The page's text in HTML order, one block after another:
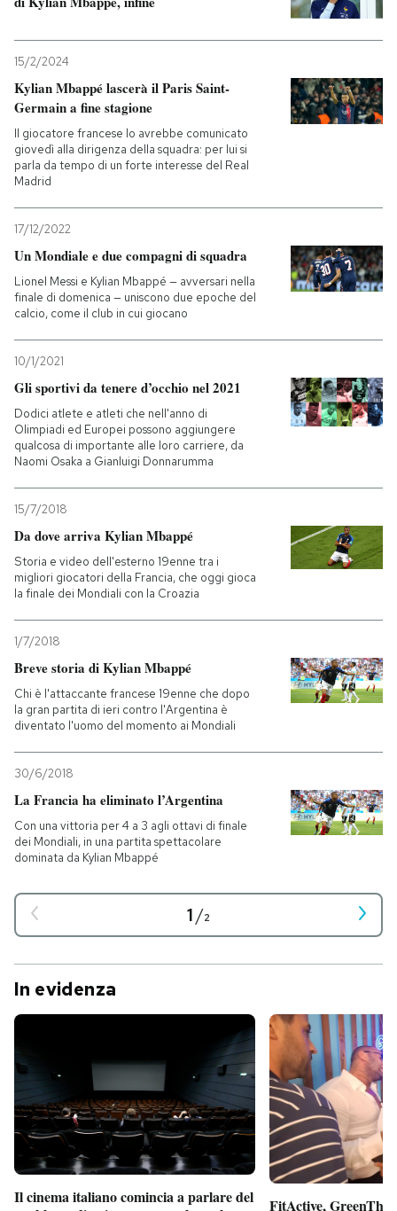
15/2/2024
Kylian Mbappé lascerà il Paris Saint-
Germain a fine stagione
Il giocatore francese lo avrebbe comunicato
giovedì alla dirigenza della squadra: per lui si
parla da tempo di un forte interesse del Real
Madrid
17/12/2022
Un Mondiale e due compagni di squadra
Lionel Messi e Kylian Mbappé — avversari nella
finale di domenica — uniscono due epoche del
calcio, come il club in cui giocano
10/1/2021
Gli sportivi da tenere d’occhio nel 2021
Dodici atlete e atleti che nell'anno di
Olimpiadi ed Europei possono aggiungere
qualcosa di importante alle loro carriere, da
Naomi Osaka a Gianluigi Donnarumma
15/7/2018
Da dove arriva Kylian Mbappé
Storia e video dell'esterno 19enne tra i
migliori giocatori della Francia, che oggi gioca
la finale dei Mondiali con la Croazia
1/7/2018
Breve storia di Kylian Mbappé
Chi è l'attaccante francese 19enne che dopo
la gran partita di ieri contro l'Argentina è
diventato l'uomo del momento ai Mondiali
30/6/2018
La Francia ha eliminato l’Argentina
Con una vittoria per 4 a 3 agli ottavi di finale
dei Mondiali, in una partita spettacolare
dominata da Kylian Mbappé
1/2
In evidenza
Il cinema italiano comincia a parlare del
FitActive,